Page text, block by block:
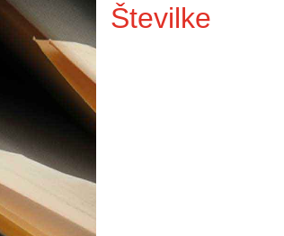
Številke